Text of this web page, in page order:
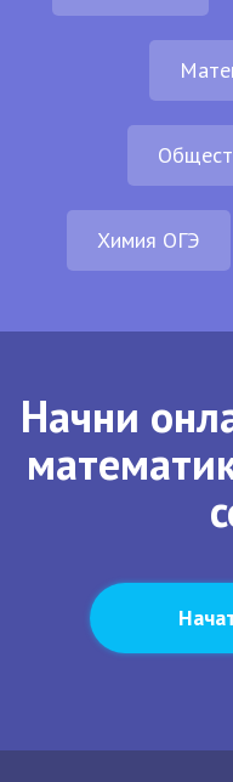
Химия ОГЭ
Начни